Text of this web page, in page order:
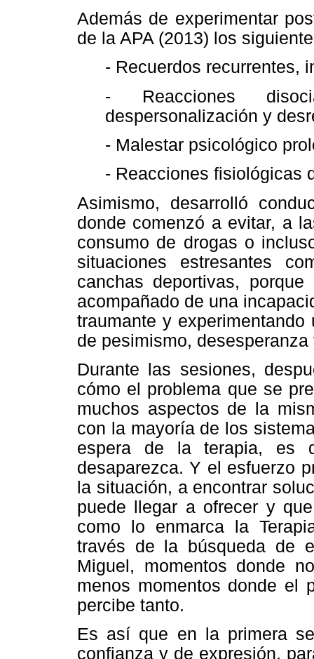
Además de experimentar
de la APA (2013) los
- Recuerdos recurrentes,
- Reacciones
despersonalización y
- Malestar psicológico
- Reacciones fisiológicas
Asimismo, desarrolló
donde comenzó a evitar, a
consumo de drogas o
situaciones estresantes
canchas deportivas,
acompañado de una
traumante y
de pesimismo,
Durante las sesiones,
cómo el problema que se
muchos aspectos de la
con la mayoría de los
espera de la terapia, es
desaparezca. Y el esfuerzo
la situación, a encontrar
puede llegar a ofrecer y
como lo enmarca la
través de la búsqueda de
Miguel, momentos donde
menos momentos donde el
percibe tanto.
Es así que en la primera
confianza y de expresión,